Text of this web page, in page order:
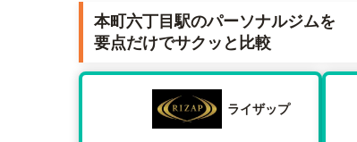
本町六丁目駅のパーソナルジムを
要点だけでサクッと比較
ライザップ